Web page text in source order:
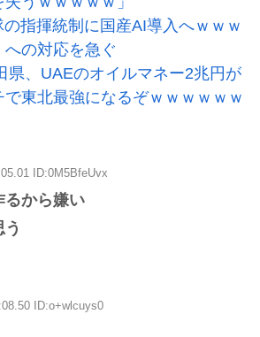
指揮統制に国産AI導入へｗｗｗ
への対応を急ぐ
県、UAEのオイルマネー2兆円が
東北最強になるぞｗｗｗｗｗｗ
ID:0M5BfeUvx
るから嫌い
ID:o+wlcuys0